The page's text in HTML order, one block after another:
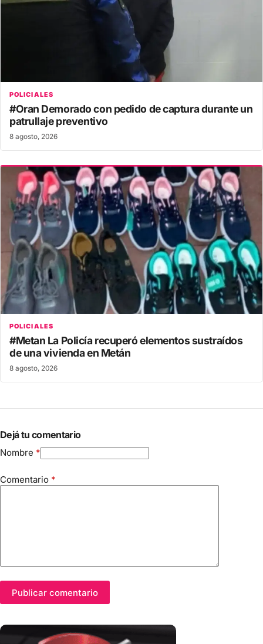
POLICIALES
#Oran Demorado con pedido de captura durante un
patrullaje preventivo
8 agosto, 2026
POLICIALES
#Metan La Policía recuperó elementos sustraídos
de una vivienda en Metán
8 agosto, 2026
Dejá tu comentario
Nombre *
Comentario *
Publicar comentario